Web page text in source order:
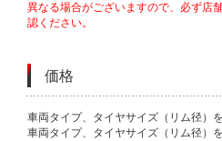
異なる場合がございますので、必ず店
認ください。
価格
VARIATIONS
車両タイプ、タイヤサイズ（リム径）
車両タイプ、タイヤサイズ（リム径）